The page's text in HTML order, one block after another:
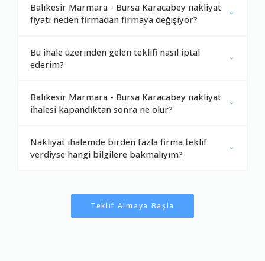
Balıkesir Marmara - Bursa Karacabey nakliyat
fiyatı neden firmadan firmaya değişiyor?
Bu ihale üzerinden gelen teklifi nasıl iptal
ederim?
Balıkesir Marmara - Bursa Karacabey nakliyat
ihalesi kapandıktan sonra ne olur?
Nakliyat ihalemde birden fazla firma teklif
verdiyse hangi bilgilere bakmalıyım?
Teklif Almaya Başla